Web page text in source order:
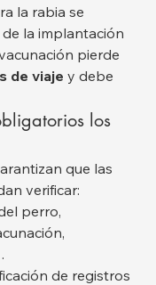
la rabia se
la implantación
pierde
de viaje y debe
los
que las
verificar:
perro,
.
de registros